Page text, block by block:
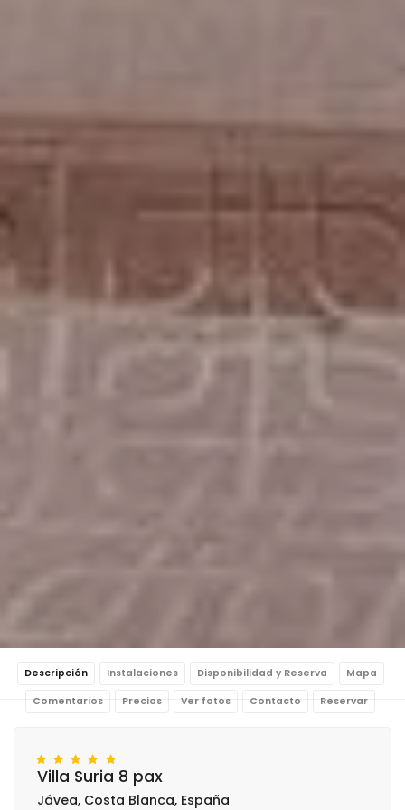
Descripción Instalaciones Disponibilidad y Reserva Mapa
Comentarios Precios Ver fotos Contacto Reservar
Villa Suria 8 pax
Jávea, Costa Blanca, España